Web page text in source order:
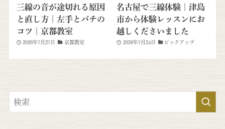
三線の音が途切れる原因
と直し方｜左手とバチの
コツ｜京都教室
2026年7月27日 京都教室
名古屋で三線体験｜津島
市から体験レッスンにお
越しくださいました
2026年7月24日 ピックアップ